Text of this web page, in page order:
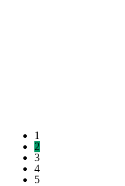
1
2
3
4
5